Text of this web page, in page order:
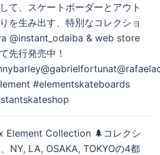
て、スケートボーダーとアウト
を生み出す、特別なコレクショ
@instant_odaiba & web store
先行発売中！
#elementskateboards
Element Collection 🌲コレクシ
NY, LA, OSAKA, TOKYOの4都